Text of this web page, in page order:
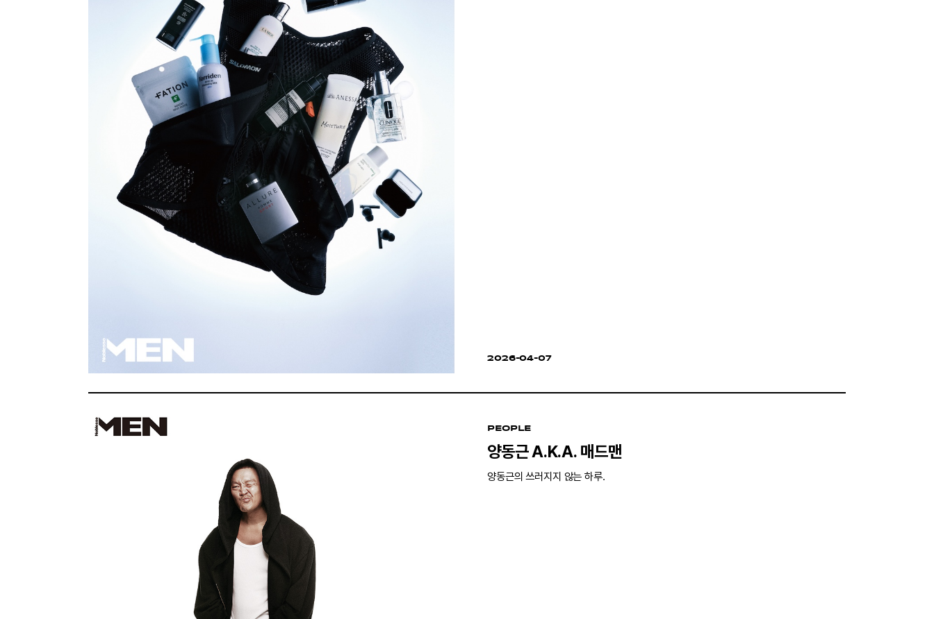
2026-04-07
PEOPLE
양동근 A.K.A. 매드맨
양동근의 쓰러지지 않는 하루.